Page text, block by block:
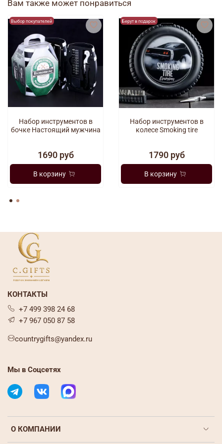
Вам также может понравиться
Выбор покупателей
Набор инструментов в
бочке Настоящий мужчина
1690 руб
В корзину
Берут в подарок
Набор инструментов в
колесе Smoking tire
1790 руб
В корзину
О КОМПАНИИ
КОНТАКТЫ
+7 499 398 24 68
+7 967 050 87 58
countrygifts@yandex.ru
Мы в Соцсетях